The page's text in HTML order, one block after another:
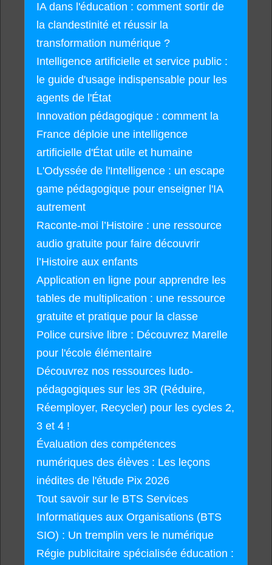
IA dans l'éducation : comment sortir de
la clandestinité et réussir la
transformation numérique ?
Intelligence artificielle et service public :
le guide d'usage indispensable pour les
agents de l'État
Innovation pédagogique : comment la
France déploie une intelligence
artificielle d'État utile et humaine
L'Odyssée de l'Intelligence : un escape
game pédagogique pour enseigner l'IA
autrement
Raconte-moi l’Histoire : une ressource
audio gratuite pour faire découvrir
l’Histoire aux enfants
Application en ligne pour apprendre les
tables de multiplication : une ressource
gratuite et pratique pour la classe
Police cursive libre : Découvrez Marelle
pour l'école élémentaire
Découvrez nos ressources ludo-
pédagogiques sur les 3R (Réduire,
Réemployer, Recycler) pour les cycles 2,
3 et 4 !
Évaluation des compétences
numériques des élèves : Les leçons
inédites de l'étude Pix 2026
Tout savoir sur le BTS Services
Informatiques aux Organisations (BTS
SIO) : Un tremplin vers le numérique
Régie publicitaire spécialisée éducation :